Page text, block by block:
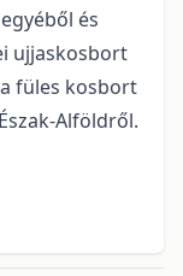
és
ujjaskosbort
füles kosbort
Alföldről.